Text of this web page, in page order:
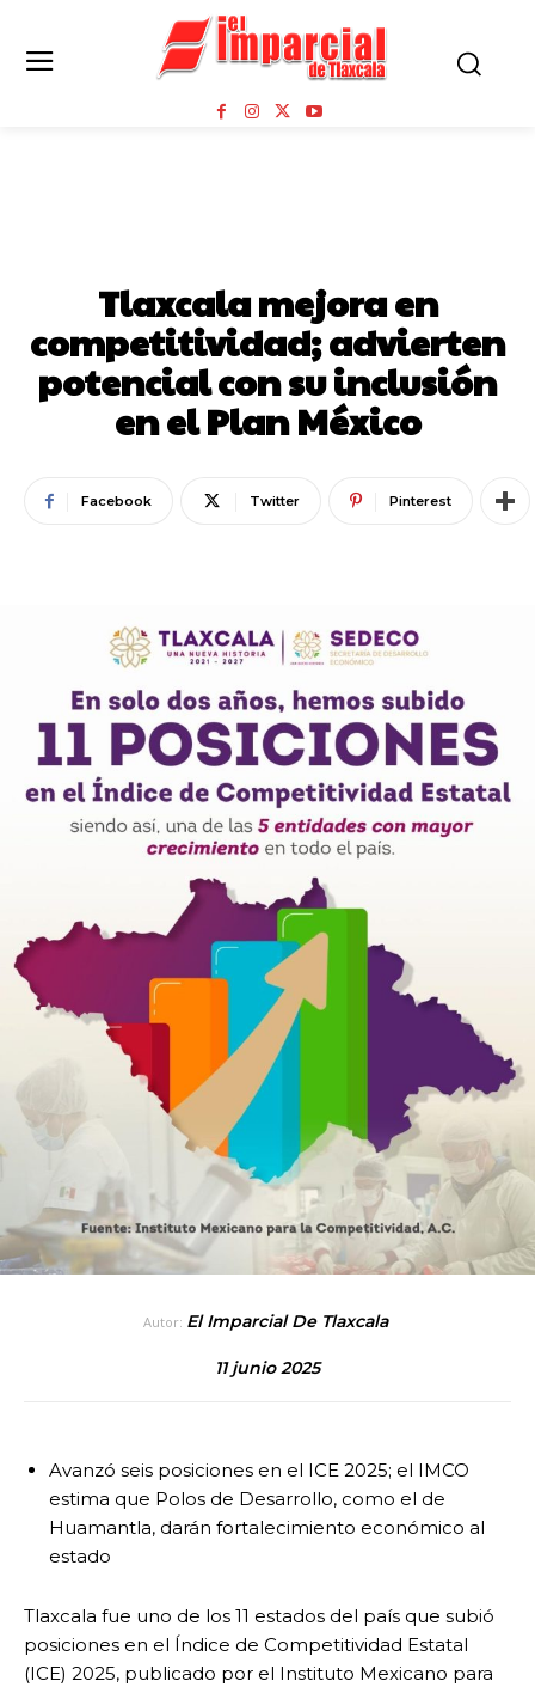
Tlaxcala mejora en
competitividad; advierten
potencial con su inclusión
en el Plan México
Facebook Twitter Pinterest
Autor: El Imparcial De Tlaxcala
11 junio 2025
Avanzó seis posiciones en el ICE 2025; el IMCO
estima que Polos de Desarrollo, como el de
Huamantla, darán fortalecimiento económico al
estado
Tlaxcala fue uno de los 11 estados del país que subió
posiciones en el Índice de Competitividad Estatal
(ICE) 2025, publicado por el Instituto Mexicano para